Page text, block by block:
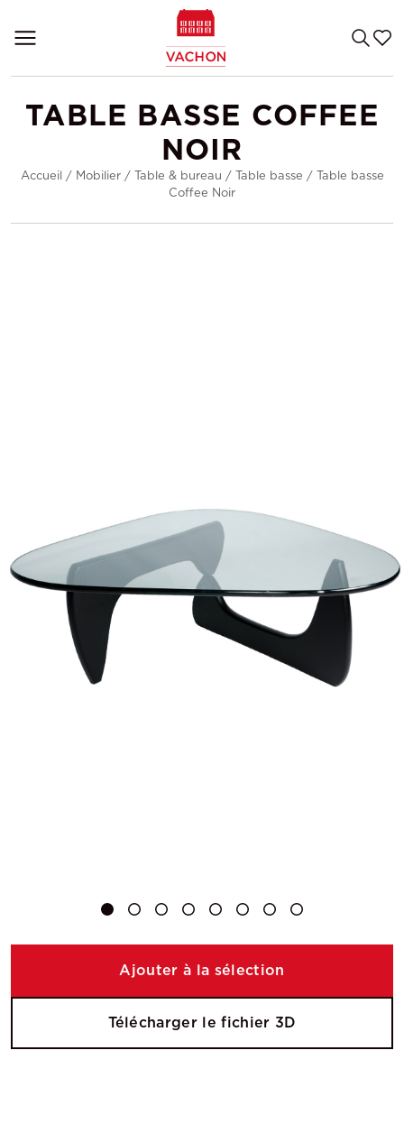
TABLE BASSE COFFEE
NOIR
Accueil / Mobilier/ Table & bureau / Table basse / Table basse
Coffee Noir
Ajouter à la sélection
Télécharger le fichier 3D